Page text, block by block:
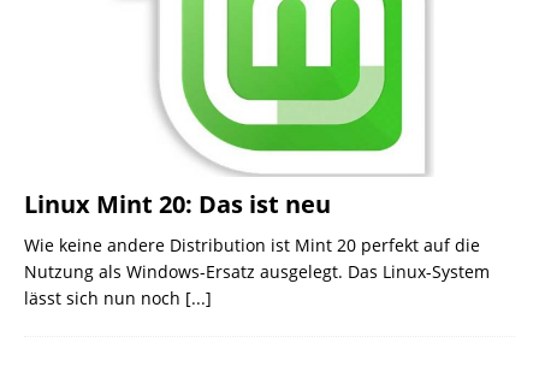
Linux Mint 20: Das ist neu
Wie keine andere Distribution ist Mint 20 perfekt auf die
Nutzung als Windows-Ersatz ausgelegt. Das Linux-System
lässt sich nun noch [...]